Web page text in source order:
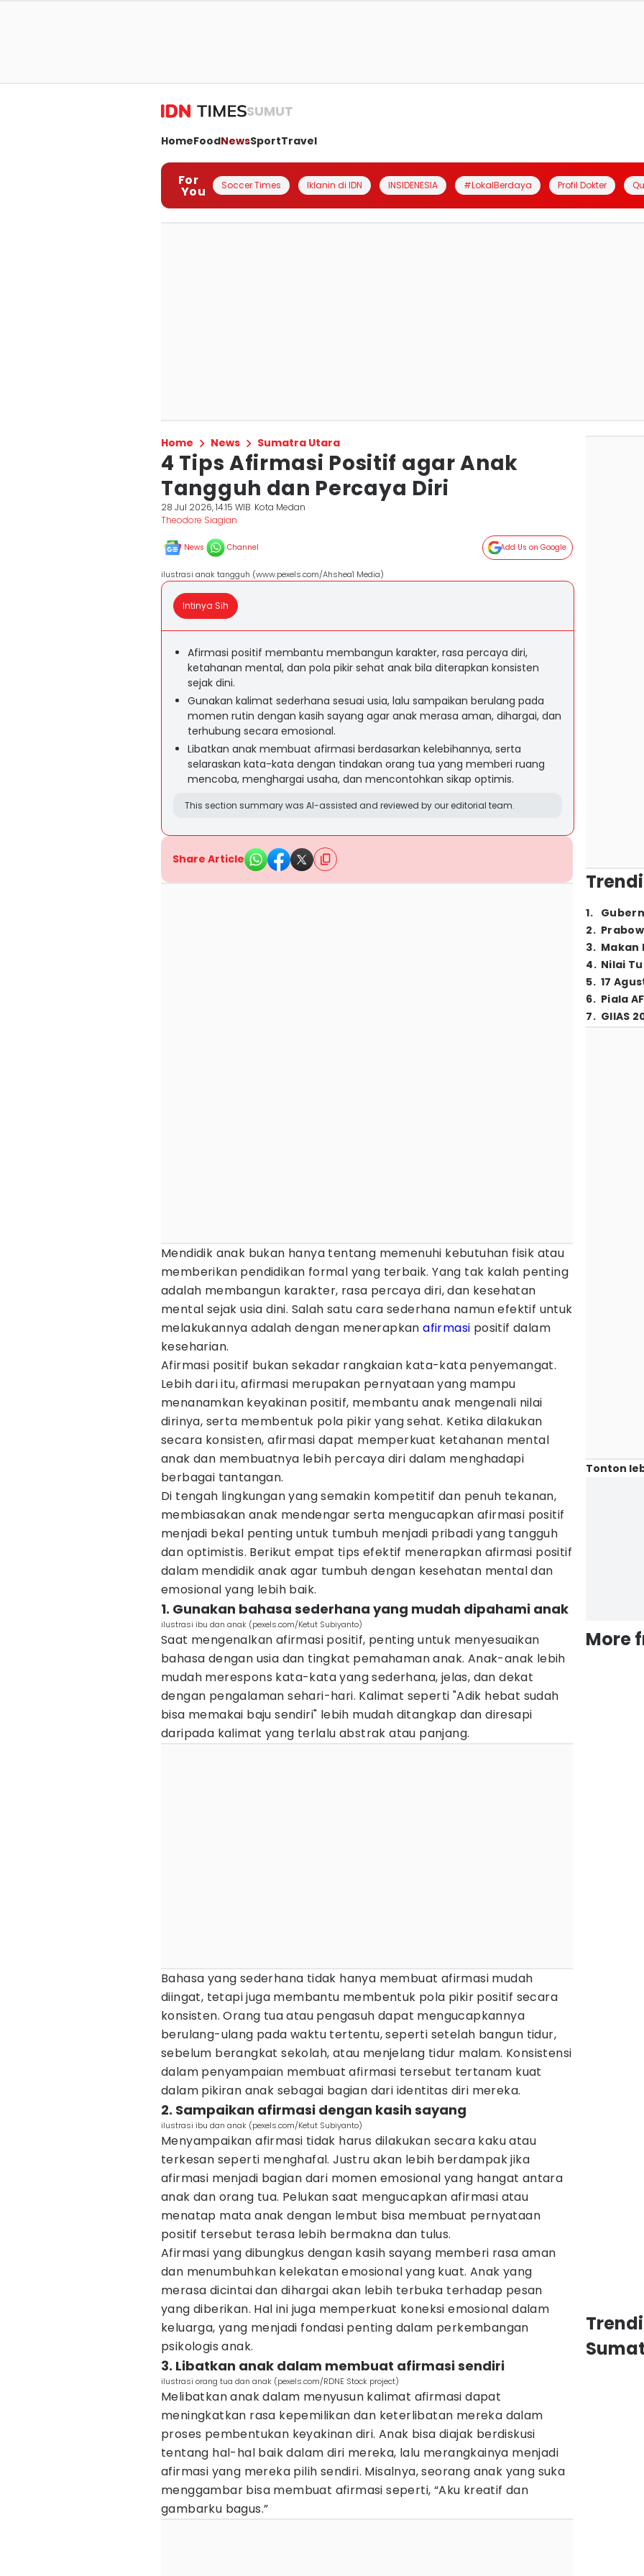
SUMUT
HomeFoodNewsSportTravel
For
You Soccer Times Iklanin di IDN INSIDENESIA #LokalBerdaya Profil Dokter
Home News Sumatra Utara
4 Tips Afirmasi Positif agar Anak
Tangguh dan Percaya Diri
28 Jul 2026, 14:15 WIB Kota Medan
Theodore Siagian
News Channel Add Us on Google
ilustrasi anak tangguh (www.pexels.com/Ahshea1 Media)
Intinya Sih
Afirmasi positif membantu membangun karakter, rasa percaya diri,
ketahanan mental, dan pola pikir sehat anak bila diterapkan konsisten
sejak dini.
Gunakan kalimat sederhana sesuai usia, lalu sampaikan berulang pada
momen rutin dengan kasih sayang agar anak merasa aman, dihargai, dan
terhubung secara emosional.
Libatkan anak membuat afirmasi berdasarkan kelebihannya, serta
selaraskan kata-kata dengan tindakan orang tua yang memberi ruang
mencoba, menghargai usaha, dan mencontohkan sikap optimis.
This section summary was AI-assisted and reviewed by our editorial team.
Share Article
Mendidik anak bukan hanya tentang memenuhi kebutuhan fisik atau
memberikan pendidikan formal yang terbaik. Yang tak kalah penting
adalah membangun karakter, rasa percaya diri, dan kesehatan
mental sejak usia dini. Salah satu cara sederhana namun efektif untuk
melakukannya adalah dengan menerapkanafirmasi positif dalam
keseharian.
Afirmasi positif bukan sekadar rangkaian kata-kata penyemangat.
Lebih dari itu, afirmasi merupakan pernyataan yang mampu
menanamkan keyakinan positif, membantu anak mengenali nilai
dirinya, serta membentuk pola pikir yang sehat. Ketika dilakukan
secara konsisten, afirmasi dapat memperkuat ketahanan mental
anak dan membuatnya lebih percaya diri dalam menghadapi
berbagai tantangan.
Di tengah lingkungan yang semakin kompetitif dan penuh tekanan,
membiasakan anak mendengar serta mengucapkan afirmasi positif
menjadi bekal penting untuk tumbuh menjadi pribadi yang tangguh
dan optimistis. Berikut empat tips efektif menerapkan afirmasi positif
dalam mendidik anak agar tumbuh dengan kesehatan mental dan
emosional yang lebih baik.
1. Gunakan bahasa sederhana yang mudah dipahami anak
ilustrasi ibu dan anak (pexels.com/Ketut Subiyanto)
Saat mengenalkan afirmasi positif, penting untuk menyesuaikan
bahasa dengan usia dan tingkat pemahaman anak. Anak-anak lebih
mudah merespons kata-kata yang sederhana, jelas, dan dekat
dengan pengalaman sehari-hari. Kalimat seperti "Adik hebat sudah
bisa memakai baju sendiri" lebih mudah ditangkap dan diresapi
daripada kalimat yang terlalu abstrak atau panjang.
Bahasa yang sederhana tidak hanya membuat afirmasi mudah
diingat, tetapi juga membantu membentuk pola pikir positif secara
konsisten. Orang tua atau pengasuh dapat mengucapkannya
berulang-ulang pada waktu tertentu, seperti setelah bangun tidur,
sebelum berangkat sekolah, atau menjelang tidur malam. Konsistensi
dalam penyampaian membuat afirmasi tersebut tertanam kuat
dalam pikiran anak sebagai bagian dari identitas diri mereka.
2. Sampaikan afirmasi dengan kasih sayang
ilustrasi ibu dan anak (pexels.com/Ketut Subiyanto)
Menyampaikan afirmasi tidak harus dilakukan secara kaku atau
terkesan seperti menghafal. Justru akan lebih berdampak jika
afirmasi menjadi bagian dari momen emosional yang hangat antara
anak dan orang tua. Pelukan saat mengucapkan afirmasi atau
menatap mata anak dengan lembut bisa membuat pernyataan
positif tersebut terasa lebih bermakna dan tulus.
Afirmasi yang dibungkus dengan kasih sayang memberi rasa aman
dan menumbuhkan kelekatan emosional yang kuat. Anak yang
merasa dicintai dan dihargai akan lebih terbuka terhadap pesan
yang diberikan. Hal ini juga memperkuat koneksi emosional dalam
keluarga, yang menjadi fondasi penting dalam perkembangan
psikologis anak.
3. Libatkan anak dalam membuat afirmasi sendiri
ilustrasi orang tua dan anak (pexels.com/RDNE Stock project)
Melibatkan anak dalam menyusun kalimat afirmasi dapat
meningkatkan rasa kepemilikan dan keterlibatan mereka dalam
proses pembentukan keyakinan diri. Anak bisa diajak berdiskusi
tentang hal-hal baik dalam diri mereka, lalu merangkainya menjadi
afirmasi yang mereka pilih sendiri. Misalnya, seorang anak yang suka
menggambar bisa membuat afirmasi seperti, “Aku kreatif dan
gambarku bagus.”
1.
2.
3. Makan
4. Nilai
5. 17
6. Piala
7. GIIAS
Tonton
More